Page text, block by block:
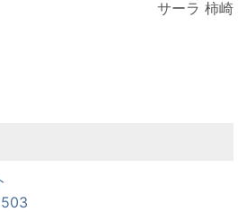
サーラ 柿崎